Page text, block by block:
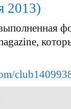
2013)